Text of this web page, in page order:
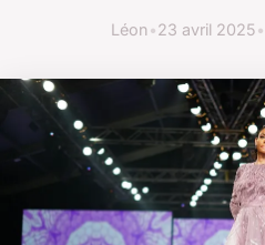
Léon•23 avril 2025•